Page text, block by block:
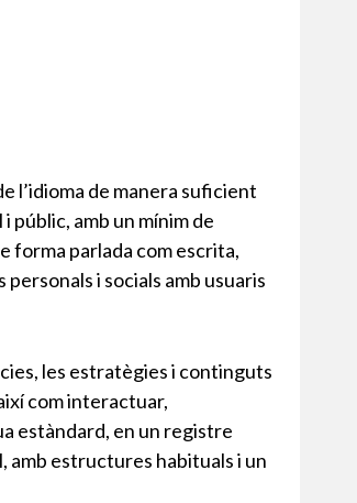
l’idioma de manera suficient
públic, amb un mínim de
parlada com escrita,
i socials amb usuaris
les estratègies i continguts
com interactuar,
estàndard, en un registre
amb estructures habituals i un